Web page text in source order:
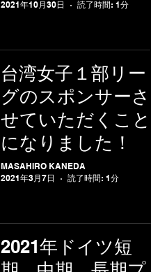
2021年10月30日
読了時間: 1分
台湾女子１部リー
グのスポンサーさ
せていただくこと
になりました！
MASAHIRO KANEDA
2021年3月7日
読了時間: 1分
2021年ドイツ短